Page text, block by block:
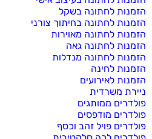
הזמנות לחתונה בשקל
הזמנות לחתונה בחיתוך צורני
הזמנות לחתונה מאוירות
הזמנות לחתונה גאה
הזמנות לחתונה מנדלות
הזמנות לחינה
הזמנות לאירועים
ניירת משרדית
פולדרים ממותגים
פולדרים מודפסים
פולדרים פויל זהב וכסף